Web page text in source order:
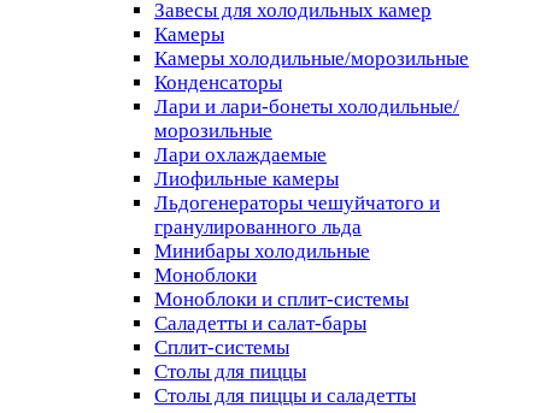
Завесы для холодильных камер
Камеры
Камеры холодильные/морозильные
Конденсаторы
Лари и лари-бонеты холодильные/
морозильные
Лари охлаждаемые
Лиофильные камеры
Льдогенераторы чешуйчатого и
гранулированного льда
Минибары холодильные
Моноблоки
Моноблоки и сплит-системы
Саладетты и салат-бары
Сплит-системы
Столы для пиццы
Столы для пиццы и саладетты